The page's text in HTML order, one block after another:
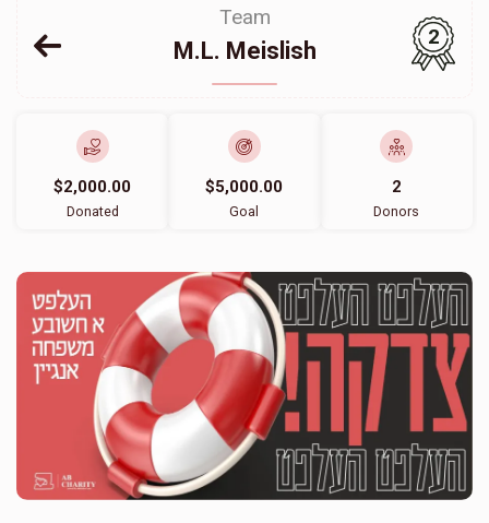
Team
M.L. Meislish
2
$2,000.00
Donated
$5,000.00
Goal
2
Donors